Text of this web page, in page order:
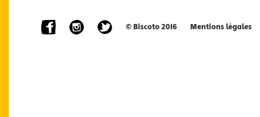
© Biscoto 2016 Mentions légales